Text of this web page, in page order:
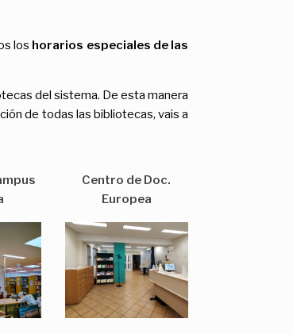
los horarios especiales de las
del sistema. De esta manera
de todas las bibliotecas, vais a
Centro de Doc.
Europea